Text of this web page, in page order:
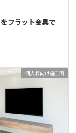
フラット金具で
個人様向け施工例